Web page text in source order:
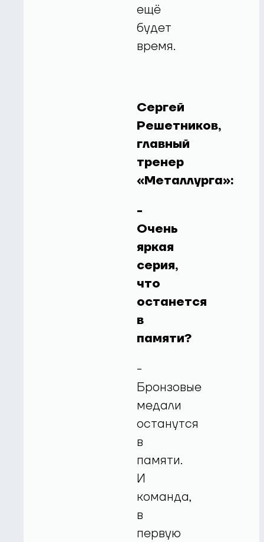
ещё
будет
время.
Сергей
Решетников,
главный
тренер
«Металлурга»:
-
Очень
яркая
серия,
что
останется
в
памяти?
-
Бронзовые
медали
останутся
в
памяти.
И
команда,
в
первую